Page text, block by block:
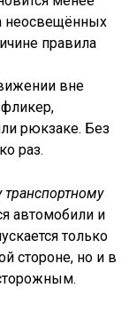
неосвещённых
правила
вне
рюкзаке. Без
раз.
транспортному
автомобили и
только
стороне, но и в